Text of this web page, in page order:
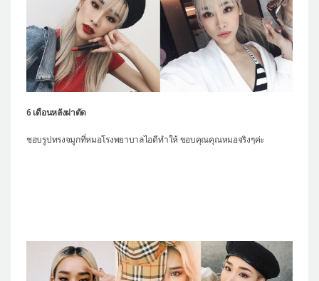
6 เดือนหลังผ่าตัด
ชอบรูปทรงจมูกที่หมอโรงพยาบาลไอดีทำให้ ขอบคุณคุณหมอจริงๆค่ะ